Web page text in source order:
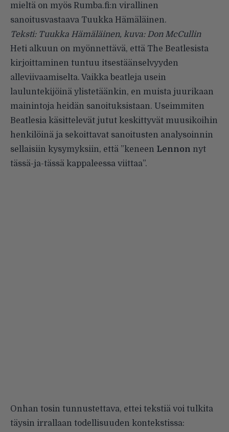
mieltä on myös Rumba.fi:n virallinen
sanoitusvastaava Tuukka Hämäläinen.
Teksti: Tuukka Hämäläinen, kuva: Don McCullin
Heti alkuun on myönnettävä, että The Beatlesista
kirjoittaminen tuntuu itsestäänselvyyden
alleviivaamiselta. Vaikka beatleja usein
lauluntekijöinä ylistetäänkin, en muista juurikaan
mainintoja heidän sanoituksistaan. Useimmiten
Beatlesia käsittelevät jutut keskittyvät muusikoihin
henkilöinä ja sekoittavat sanoitusten analysoinnin
sellaisiin kysymyksiin, että ”keneen Lennon nyt
tässä-ja-tässä kappaleessa viittaa”.
Onhan tosin tunnustettava, ettei tekstiä voi tulkita
täysin irrallaan todellisuuden kontekstissa: